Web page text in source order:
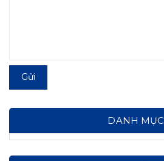
Gửi
DANH MỤC